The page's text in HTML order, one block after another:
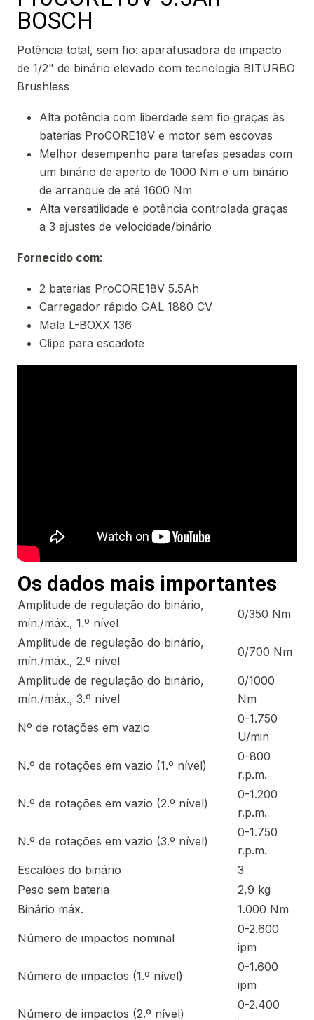
BOSCH
Potência total, sem fio: aparafusadora de impacto
de 1/2" de binário elevado com tecnologia BITURBO
Brushless
Alta potência com liberdade sem fio graças às
baterias ProCORE18V e motor sem escovas
Melhor desempenho para tarefas pesadas com
um binário de aperto de 1000 Nm e um binário
de arranque de até 1600 Nm
Alta versatilidade e potência controlada graças
a 3 ajustes de velocidade/binário
Fornecido com:
2 baterias ProCORE18V 5.5Ah
Carregador rápido GAL 1880 CV
Mala L-BOXX 136
Clipe para escadote
Os dados mais importantes
Amplitude de regulação do binário,
mín./máx., 1.º nível
0/350 Nm
Amplitude de regulação do binário,
mín./máx., 2.º nível
0/700 Nm
Amplitude de regulação do binário,
mín./máx., 3.º nível
0/1000
Nm
Nº de rotações em vazio
0-1.750
U/min
N.º de rotações em vazio (1.º nível)
0-800
r.p.m.
N.º de rotações em vazio (2.º nível)
0-1.200
r.p.m.
N.º de rotações em vazio (3.º nível)
0-1.750
r.p.m.
Escalões do binário
3
Peso sem bateria
2,9 kg
Binário máx.
1.000 Nm
Número de impactos nominal
0-2.600
ipm
Número de impactos (1.º nível)
0-1.600
ipm
Número de impactos (2.º nível)
0-2.400